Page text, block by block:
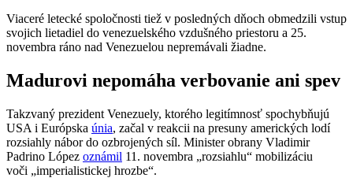
Viaceré letecké spoločnosti tiež v posledných dňoch obmedzili vstup
svojich lietadiel do venezuelského vzdušného priestoru a 25.
novembra ráno nad Venezuelou nepremávali žiadne.
Madurovi nepomáha verbovanie ani spev
Takzvaný prezident Venezuely, ktorého legitímnosť spochybňujú
USA i Európska únia, začal v reakcii na presuny amerických lodí
rozsiahly nábor do ozbrojených síl. Minister obrany Vladimir
Padrino López oznámil 11. novembra „rozsiahlu“ mobilizáciu
voči „imperialistickej hrozbe“.